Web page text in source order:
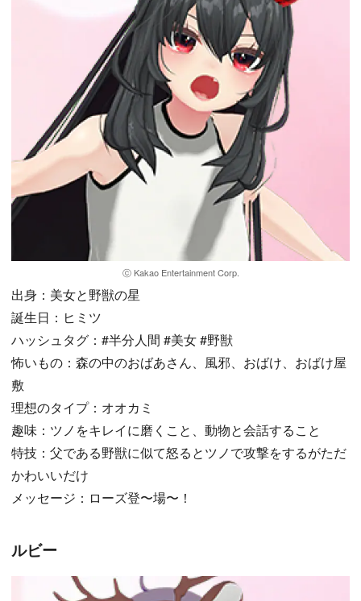
ⓒ Kakao Entertainment Corp.
出身：美女と野獣の星
誕生日：ヒミツ
ハッシュタグ：#半分人間 #美女 #野獣
怖いもの：森の中のおばあさん、風邪、おばけ、おばけ屋
敷
理想のタイプ：オオカミ
趣味：ツノをキレイに磨くこと、動物と会話すること
特技：父である野獣に似て怒るとツノで攻撃をするがただ
かわいいだけ
メッセージ：ローズ登〜場〜！
ルビー